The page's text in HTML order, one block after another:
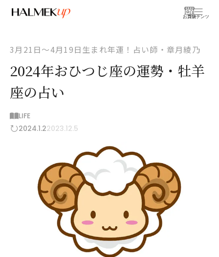
お買物
コンテンツ
3月21日〜4月19日生まれ年運！占い師・章月綾乃
2024年おひつじ座の運勢・牡羊
座の占い
LIFE
2024.1.22023.12.5